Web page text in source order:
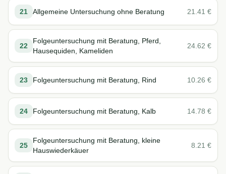
21 Allgemeine Untersuchung ohne Beratung 21.41 €
22
Folgeuntersuchung mit Beratung, Pferd,
Hausequiden, Kameliden
24.62 €
23 Folgeuntersuchung mit Beratung, Rind 10.26 €
24 Folgeuntersuchung mit Beratung, Kalb 14.78 €
25
Folgeuntersuchung mit Beratung, kleine
Hauswiederkäuer
8.21 €